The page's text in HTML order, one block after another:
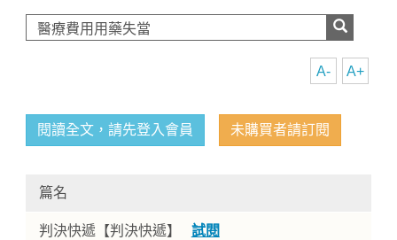
A+
A-
閱讀全文，請先登入會員 未購買者請訂閱
篇名
判決快遞【判決快遞】 試閱